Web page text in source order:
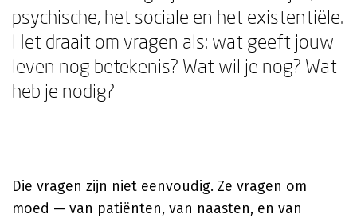
psychische, het sociale en het existentiële.
Het draait om vragen als: wat geeft jouw
leven nog betekenis? Wat wil je nog? Wat
heb je nodig?
Die vragen zijn niet eenvoudig. Ze vragen om
moed — van patiënten, van naasten, en van